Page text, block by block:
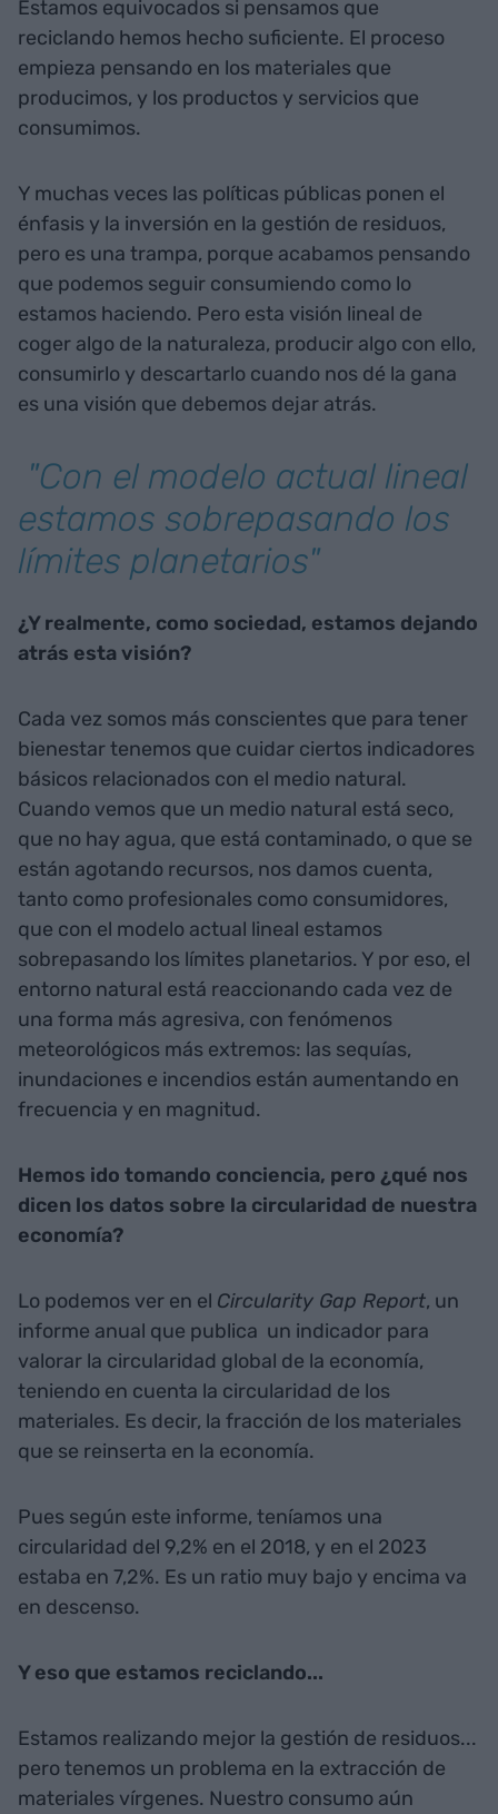
Estamos equivocados si pensamos que
reciclando hemos hecho suficiente. El proceso
empieza pensando en los materiales que
producimos, y los productos y servicios que
consumimos.
Y muchas veces las políticas públicas ponen el
énfasis y la inversión en la gestión de residuos,
pero es una trampa, porque acabamos pensando
que podemos seguir consumiendo como lo
estamos haciendo. Pero esta visión lineal de
coger algo de la naturaleza, producir algo con ello,
consumirlo y descartarlo cuando nos dé la gana
es una visión que debemos dejar atrás.
"Con el modelo actual lineal
estamos sobrepasando los
límites planetarios"
¿Y realmente, como sociedad, estamos dejando
atrás esta visión?
Cada vez somos más conscientes que para tener
bienestar tenemos que cuidar ciertos indicadores
básicos relacionados con el medio natural.
Cuando vemos que un medio natural está seco,
que no hay agua, que está contaminado, o que se
están agotando recursos, nos damos cuenta,
tanto como profesionales como consumidores,
que con el modelo actual lineal estamos
sobrepasando los límites planetarios. Y por eso, el
entorno natural está reaccionando cada vez de
una forma más agresiva, con fenómenos
meteorológicos más extremos: las sequías,
inundaciones e incendios están aumentando en
frecuencia y en magnitud.
Hemos ido tomando conciencia, pero ¿qué nos
dicen los datos sobre la circularidad de nuestra
economía?
Lo podemos ver en el Circularity Gap Report, un
informe anual que publica un indicador para
valorar la circularidad global de la economía,
teniendo en cuenta la circularidad de los
materiales. Es decir, la fracción de los materiales
que se reinserta en la economía.
Pues según este informe, teníamos una
circularidad del 9,2% en el 2018, y en el 2023
estaba en 7,2%. Es un ratio muy bajo y encima va
en descenso.
Y eso que estamos reciclando...
Estamos realizando mejor la gestión de residuos...
pero tenemos un problema en la extracción de
materiales vírgenes. Nuestro consumo aún